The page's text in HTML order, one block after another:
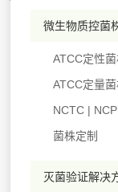
微生物质控菌
ATCC定性
ATCC定量
NCTC |
菌株定制
灭菌验证解决